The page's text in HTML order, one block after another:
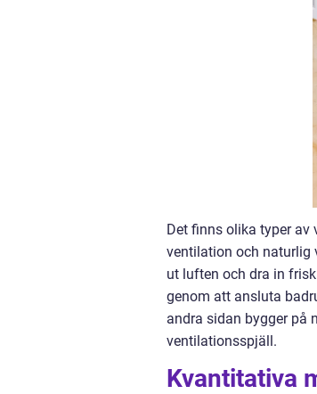
Det finns olika typer
ventilation och naturlig
ut luften och dra in
genom att ansluta
andra sidan bygger på
ventilationsspjäll.
Kvantitativa